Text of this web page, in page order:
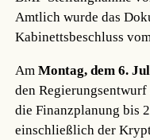
Amtlich wurde das
Kabinettsbeschluss
AmMontag, dem 6.
den
die Finanzplanung bis
einschließlich der